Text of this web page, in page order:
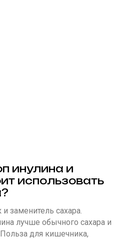
инулина и
использовать
заменитель сахара.
лучше обычного сахара и
для кишечника,